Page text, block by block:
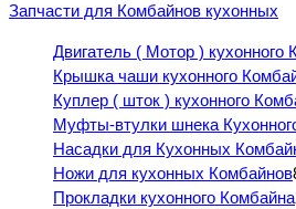
Запчасти для Комбайнов кухонных
Двигатель ( Мотор ) кухонного
Крышка чаши кухонного
Куплер ( шток ) кухонного
Муфты-втулки шнека
Насадки для Кухонных
Ножи для кухонных Комбайнов
Прокладки кухонного Комбайна